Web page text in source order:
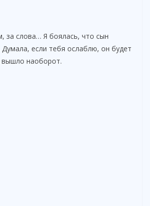
за слова… Я боялась, что сын
Думала, если тебя ослаблю, он будет
наоборот.